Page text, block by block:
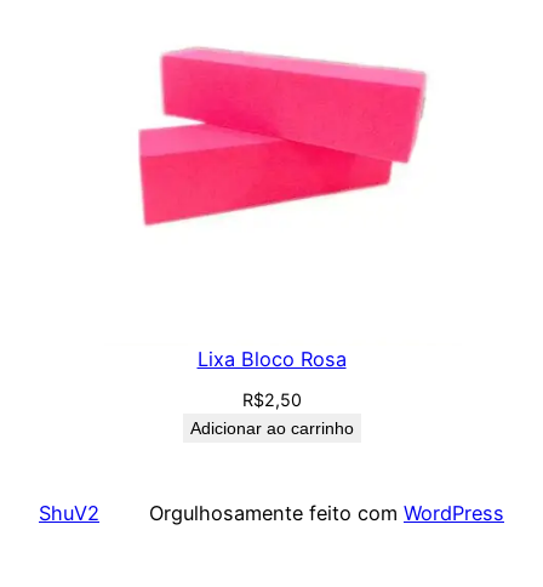
Lixa Bloco Rosa
R$2,50
Adicionar ao carrinho
ShuV2 Orgulhosamente feito com WordPress